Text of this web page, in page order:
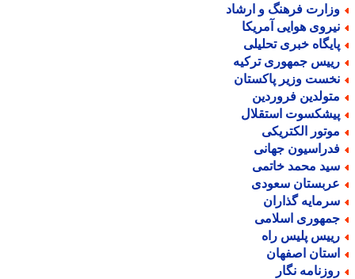
فرهنگ و ارشاد
هوایی آمریکا
خبری تحلیلی
جمهوری ترکیه
وزیر پاکستان
فروردین
استقلال
الکتریکی
جهانی
محمد خاتمی
سعودی
گذاران
اسلامی
پلیس راه
اصفهان
نگار